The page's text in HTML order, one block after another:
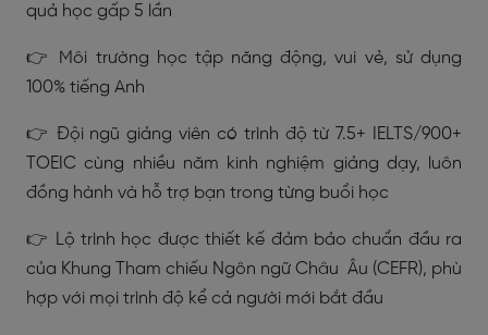
quả học gấp 5 lần
👉 Môi trường học tập năng động, vui vẻ, sử dụng
100% tiếng Anh
👉 Đội ngũ giảng viên có trình độ từ 7.5+ IELTS/900+
TOEIC cùng nhiều năm kinh nghiệm giảng dạy, luôn
đồng hành và hỗ trợ bạn trong từng buổi học
👉 Lộ trình học được thiết kế đảm bảo chuẩn đầu ra
của Khung Tham chiếu Ngôn ngữ Châu Âu (CEFR), phù
hợp với mọi trình độ kể cả người mới bắt đầu